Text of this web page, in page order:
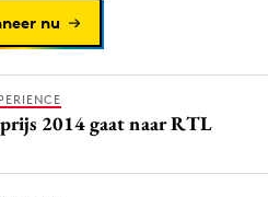
nu
2014 gaat naar RTL